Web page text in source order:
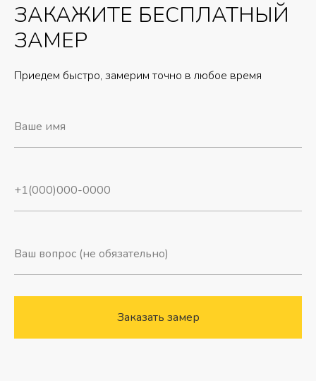
ЗАКАЖИТЕ БЕСПЛАТНЫЙ
ЗАМЕР
Приедем быстро, замерим точно в любое время
Заказать замер